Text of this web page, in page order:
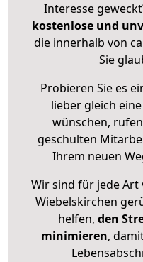
Interesse
kostenlose und
die innerhalb von
Sie
Probieren Sie es
lieber gleich eine
wünschen,
geschulten
Ihrem neuen
Wir sind für jede Art
Wiebelskirchen
helfen, den
minimieren,